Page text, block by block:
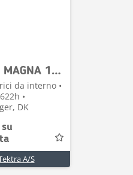
Fimap MAGNA 1300
da interno •
•
DK
A/S